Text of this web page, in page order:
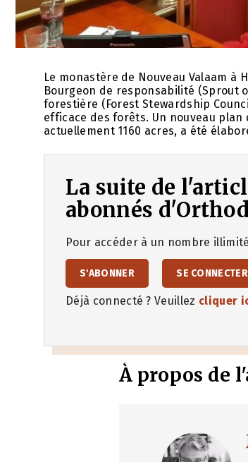
Le monastère de Nouveau Valaam
Bourgeon de responsabilité (Sprout
forestière (Forest Stewardship
efficace des forêts. Un nouveau
actuellement 1160 acres, a été
La suite de
abonnés
Pour accéder à un nombre
S'ABONNER SE CONNECTER
Déjà connecté ? Veuillez cliquer
À propos de